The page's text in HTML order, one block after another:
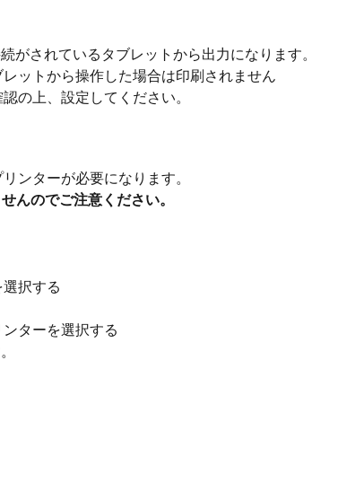
されているタブレットから出力になります。
ットから操作した場合は印刷されません
認の上、設定してください。
ンターが必要になります。
んのでご注意ください。
択する
ターを選択する